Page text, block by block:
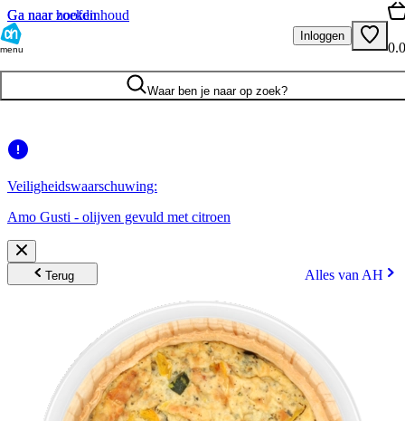
Ga naar hoofdinhoud
Ga naar zoeken
menu
Inloggen
Waar ben je naar op zoek?
Veiligheidswaarschuwing:
Amo Gusti - olijven gevuld met citroen
Terug Alles van AH